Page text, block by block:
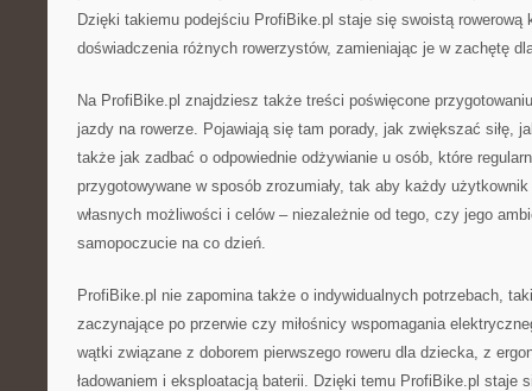
Dzięki takiemu podejściu ProfiBike.pl staje się swoistą rowerową
doświadczenia różnych rowerzystów, zamieniając je w zachętę
Na ProfiBike.pl znajdziesz także treści poświęcone
jazdy na rowerze. Pojawiają się tam porady, jak zwiększać siłę,
także jak zadbać o odpowiednie odżywianie u osób, które
przygotowywane w sposób zrozumiały, tak aby każdy użytkownik
własnych możliwości i celów – niezależnie od tego, czy jego
samopoczucie na co dzień.
ProfiBike.pl nie zapomina także o indywidualnych potrzebach,
zaczynające po przerwie czy miłośnicy wspomagania
wątki związane z doborem pierwszego roweru dla dziecka, z
ładowaniem i eksploatacją baterii. Dzięki temu ProfiBike.pl staje